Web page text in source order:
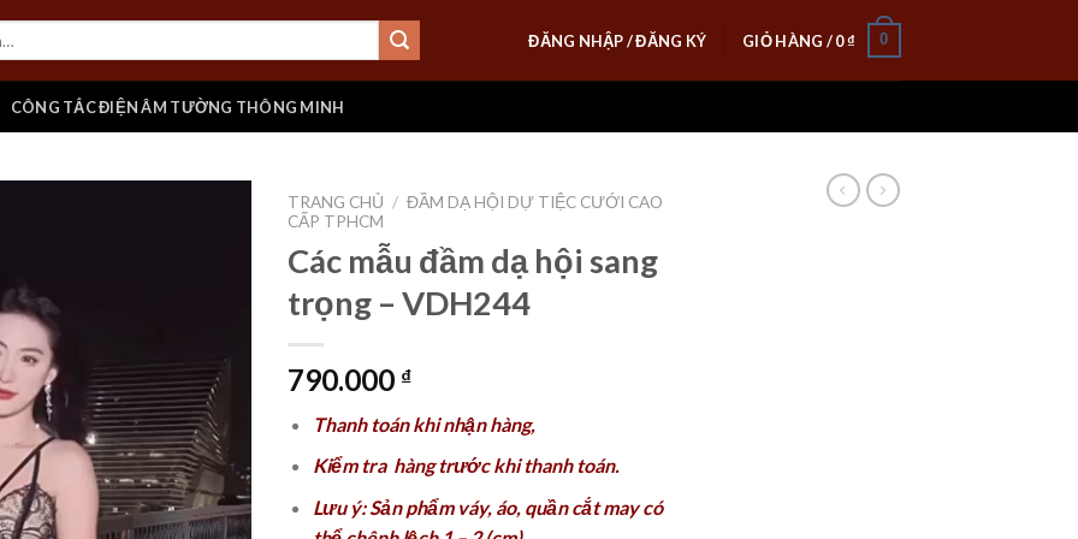
ĐĂNG NHẬP / ĐĂNG KÝ GIỎ HÀNG /0₫ 0
CÔNG TẮC ĐIỆN ÂM TƯỜNG THÔNG MINH
TRANG CHỦ / ĐẦM DẠ HỘI DỰ TIỆC CƯỚI CAO
CẤP TPHCM
Các mẫu đầm dạ hội sang
trọng – VDH244
790.000 ₫
Thanh toán khi nhận hàng,
Kiểm tra hàng trước khi thanh toán.
Lưu ý: Sản phẩm váy, áo, quần cắt may có